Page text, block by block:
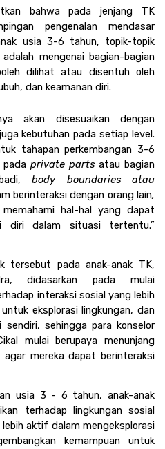
bahwa pada jenjang TK
pengenalan mendasar
usia 3-6 tahun, topik-topik
mengenai bagian-bagian
dilihat atau disentuh oleh
dan keamanan diri.
akan disesuaikan dengan
kebutuhan pada setiap level.
tahapan perkembangan 3-6
private parts atau bagian
berinteraksi dengan orang lain,
memahami hal-hal yang dapat
diri dalam situasi tertentu.”
tersebut pada anak-anak TK,
didasarkan pada mulai
interaksi sosial yang lebih
eksplorasi lingkungan, dan
sehingga para konselor
mulai berupaya menunjang
agar mereka dapat berinteraksi
usia 3 - 6 tahun, anak-anak
terhadap lingkungan sosial
aktif dalam mengeksplorasi
kemampuan untuk